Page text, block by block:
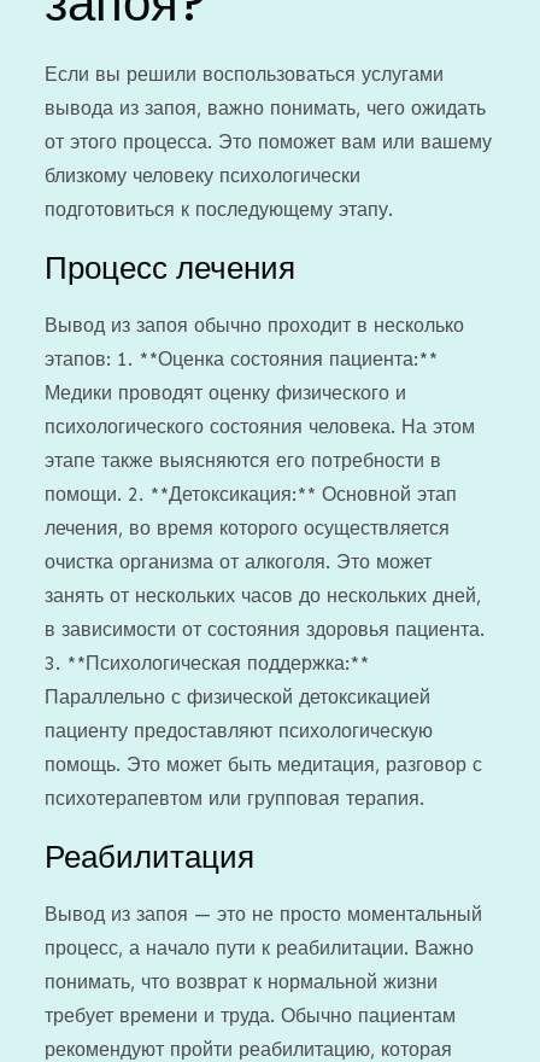
Если вы решили воспользоваться услугами
вывода из запоя, важно понимать, чего ожидать
от этого процесса. Это поможет вам или вашему
близкому человеку психологически
подготовиться к последующему этапу.
Процесс лечения
Вывод из запоя обычно проходит в несколько
этапов: 1. **Оценка состояния пациента:**
Медики проводят оценку физического и
психологического состояния человека. На этом
этапе также выясняются его потребности в
помощи. 2. **Детоксикация:** Основной этап
лечения, во время которого осуществляется
очистка организма от алкоголя. Это может
занять от нескольких часов до нескольких дней,
в зависимости от состояния здоровья пациента.
3. **Психологическая поддержка:**
Параллельно с физической детоксикацией
пациенту предоставляют психологическую
помощь. Это может быть медитация, разговор с
психотерапевтом или групповая терапия.
Реабилитация
Вывод из запоя — это не просто моментальный
процесс, а начало пути к реабилитации. Важно
понимать, что возврат к нормальной жизни
требует времени и труда. Обычно пациентам
рекомендуют пройти реабилитацию, которая